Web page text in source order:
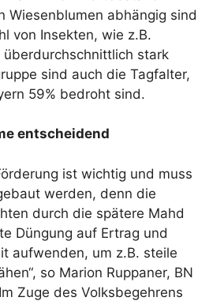
Wiesenblumen abhängig sind
von Insekten, wie z.B.
überdurchschnittlich stark
sind auch die Tagfalter,
59% bedroht sind.
entscheidend
ist wichtig und muss
werden, denn die
durch die spätere Mahd
Düngung auf Ertrag und
aufwenden, um z.B. steile
so Marion Ruppaner, BN
Zuge des Volksbegehrens